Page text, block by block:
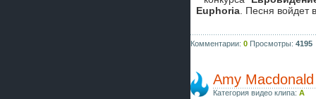
Euphoria. Песня войдет
Комментарии: 0 Просмотры: 4195
Amy
Категория видео клипа: A